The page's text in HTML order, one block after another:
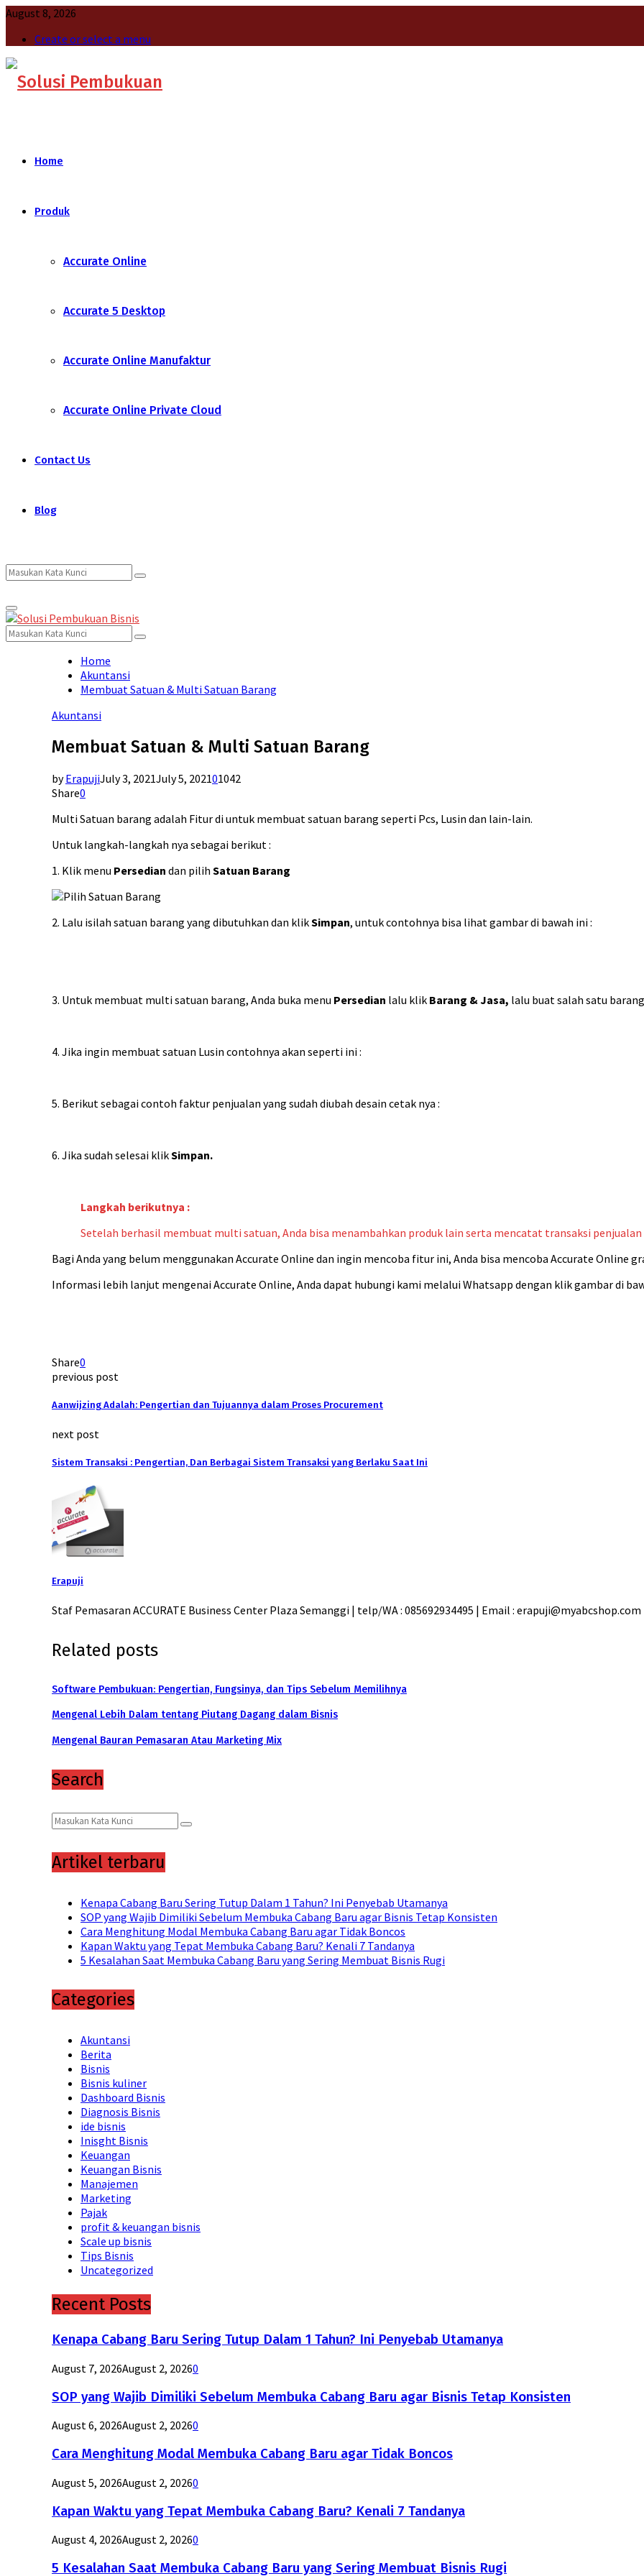
August 8, 2026
Create or select a menu
Home
Produk
Accurate Online
Accurate 5 Desktop
Accurate Online Manufaktur
Accurate Online Private Cloud
Contact Us
Blog
Search
for:
Search
Primary
Menu
Search
for:
Search
Home
Akuntansi
Membuat Satuan & Multi Satuan Barang
Akuntansi
Membuat Satuan & Multi Satuan Barang
byErapujiJuly 3, 2021July 5, 202101042
Share0
Multi Satuan barang adalah Fitur di untuk membuat satuan barang seperti Pcs, Lusin dan lain-lain.
Untuk langkah-langkah nya sebagai berikut :
1. Klik menu Persedian dan pilih Satuan Barang
2. Lalu isilah satuan barang yang dibutuhkan dan klikSimpan, untuk contohnya bisa lihat gambar di bawah ini :
3. Untuk membuat multi satuan barang, Anda buka menu Persedian lalu klik Barang & Jasa, lalu buat salah satu
4. Jika ingin membuat satuan Lusin contohnya akan seperti ini :
5. Berikut sebagai contoh faktur penjualan yang sudah diubah desain cetak nya :
6. Jika sudah selesai klikSimpan.
Langkah berikutnya :
Setelah berhasil membuat multi satuan, Anda bisa menambahkan produk lain serta mencatat transaksi penjualan
Bagi Anda yang belum menggunakan Accurate Online dan ingin mencoba fitur ini, Anda bisa mencoba Accurate Online
Informasi lebih lanjut mengenai Accurate Online, Anda dapat hubungi kami melalui Whatsapp dengan klik gambar di
Share0
previous post
Aanwijzing Adalah: Pengertian dan Tujuannya dalam Proses Procurement
next post
Sistem Transaksi : Pengertian, Dan Berbagai Sistem Transaksi yang Berlaku Saat Ini
Erapuji
Staf Pemasaran ACCURATE Business Center Plaza Semanggi | telp/WA : 085692934495 | Email :
Related posts
Software Pembukuan: Pengertian, Fungsinya, dan Tips Sebelum Memilihnya
Mengenal Lebih Dalam tentang Piutang Dagang dalam Bisnis
Mengenal Bauran Pemasaran Atau Marketing Mix
Search
Search
for:
Search
Artikel terbaru
Kenapa Cabang Baru Sering Tutup Dalam 1 Tahun? Ini Penyebab Utamanya
SOP yang Wajib Dimiliki Sebelum Membuka Cabang Baru agar Bisnis Tetap Konsisten
Cara Menghitung Modal Membuka Cabang Baru agar Tidak Boncos
Kapan Waktu yang Tepat Membuka Cabang Baru? Kenali 7 Tandanya
5 Kesalahan Saat Membuka Cabang Baru yang Sering Membuat Bisnis Rugi
Categories
Akuntansi
Berita
Bisnis
Bisnis kuliner
Dashboard Bisnis
Diagnosis Bisnis
ide bisnis
Inisght Bisnis
Keuangan
Keuangan Bisnis
Manajemen
Marketing
Pajak
profit & keuangan bisnis
Scale up bisnis
Tips Bisnis
Uncategorized
Recent Posts
Kenapa Cabang Baru Sering Tutup Dalam 1 Tahun? Ini Penyebab Utamanya
August 7, 2026August 2, 20260
SOP yang Wajib Dimiliki Sebelum Membuka Cabang Baru agar Bisnis Tetap Konsisten
August 6, 2026August 2, 20260
Cara Menghitung Modal Membuka Cabang Baru agar Tidak Boncos
August 5, 2026August 2, 20260
Kapan Waktu yang Tepat Membuka Cabang Baru? Kenali 7 Tandanya
August 4, 2026August 2, 20260
5 Kesalahan Saat Membuka Cabang Baru yang Sering Membuat Bisnis Rugi